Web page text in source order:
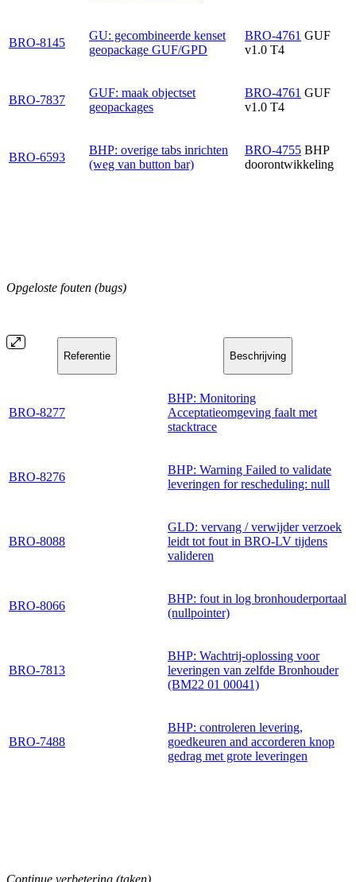
BRO-8145
GU: gecombineerde kenset
geopackage GUF/GPD
BRO-4761 GUF
v1.0 T4
BRO-7837
GUF: maak objectset
geopackages
BRO-4761 GUF
v1.0 T4
BRO-6593
BHP: overige tabs inrichten
(weg van button bar)
BRO-4755 BHP
doorontwikkeling
Opgeloste fouten (bugs)
Referentie Beschrijving
BRO-8277
BHP: Monitoring
Acceptatieomgeving faalt met
stacktrace
BRO-8276
BHP: Warning Failed to validate
leveringen for rescheduling: null
BRO-8088
GLD: vervang / verwijder verzoek
leidt tot fout in BRO-LV tijdens
valideren
BRO-8066
BHP: fout in log bronhouderportaal
(nullpointer)
BRO-7813
BHP: Wachtrij-oplossing voor
leveringen van zelfde Bronhouder
(BM22 01 00041)
BRO-7488
BHP: controleren levering,
goedkeuren and accorderen knop
gedrag met grote leveringen
Continue verbetering (taken)